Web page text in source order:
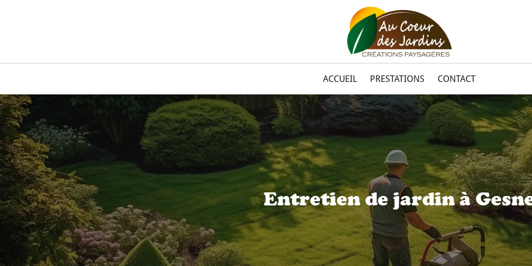
ACCUEIL PRESTATIONS CONTACT
Entretien de jardin à